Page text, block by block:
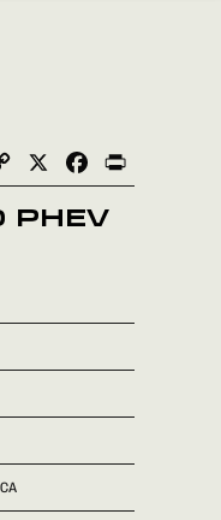
Copy
Link
Facebook
PHEV